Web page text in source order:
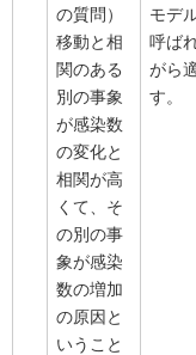
の質問）
移動と相
関のある
別の事象
が感染数
の変化と
相関が高
くて、そ
の別の事
象が感染
数の増加
の原因と
いうこと
モデ
呼ば
がら
す。